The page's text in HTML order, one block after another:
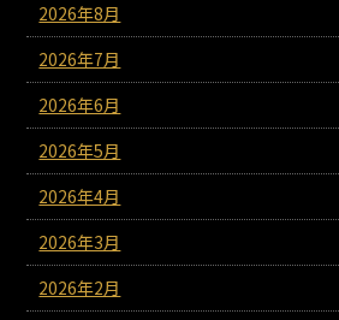
2026年8月
2026年7月
2026年6月
2026年5月
2026年4月
2026年3月
2026年2月